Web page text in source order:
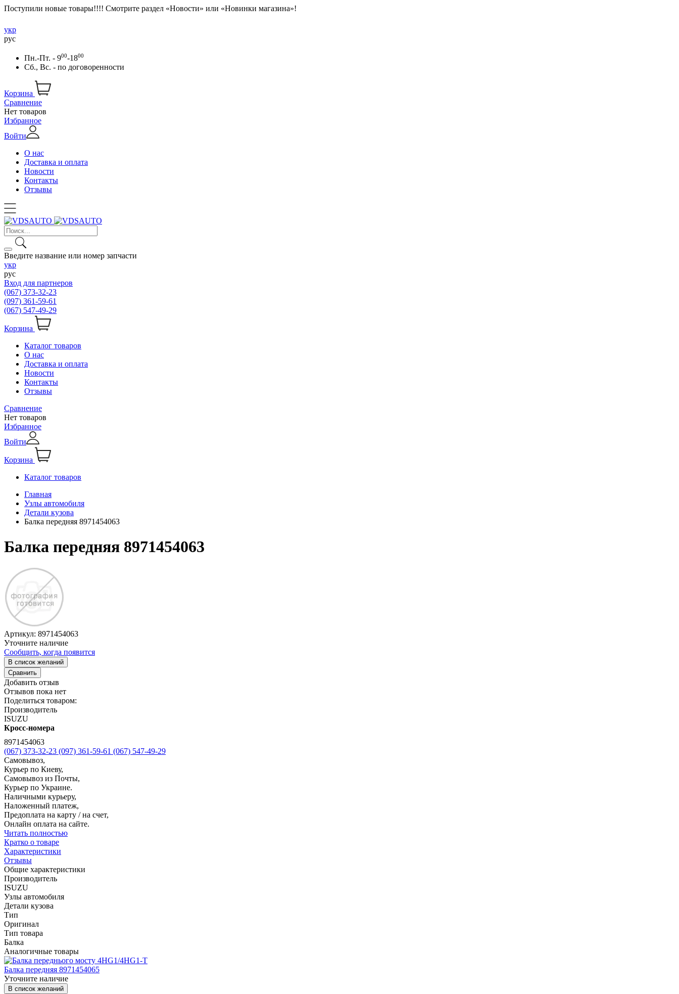
Поступили новые товары!!!! Смотрите раздел «Новости» или «Новинки магазина»!
укр
рус
Пн.-Пт. - 900-1800
Сб., Вс. - по договоренности
Корзина
Сравнение
Нет товаров
Избранное
Войти
О нас
Доставка и оплата
Новости
Контакты
Отзывы
Введите название или номер запчасти
укр
рус
Вход для партнеров
(067) 373-32-23
(097) 361-59-61
(067) 547-49-29
Корзина
Каталог товаров
О нас
Доставка и оплата
Новости
Контакты
Отзывы
Сравнение
Нет товаров
Избранное
Войти
Корзина
Каталог товаров
Главная
Узлы автомобиля
Детали кузова
Балка передняя 8971454063
Балка передняя 8971454063
Артикул: 8971454063
Уточните наличие
Сообщить, когда появится
В список желаний
Сравнить
Добавить отзыв
Отзывов пока нет
Поделиться товаром:
Производитель
ISUZU
Кросс-номера
8971454063
(067) 373-32-23 (097) 361-59-61 (067) 547-49-29
Самовывоз,
Курьер по Киеву,
Самовывоз из Почты,
Курьер по Украине.
Наличными курьеру,
Наложенный платеж,
Предоплата на карту / на счет,
Онлайн оплата на сайте.
Читать полностью
Кратко о товаре
Характеристики
Отзывы
Общие характеристики
Производитель
ISUZU
Узлы автомобиля
Детали кузова
Тип
Оригинал
Тип товара
Балка
Аналогичные товары
Балка передняя 8971454065
Уточните наличие
В список желаний